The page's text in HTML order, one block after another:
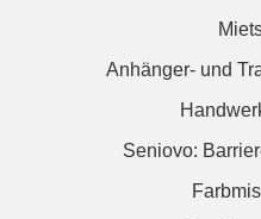
Anhänger- und
Seniovo: